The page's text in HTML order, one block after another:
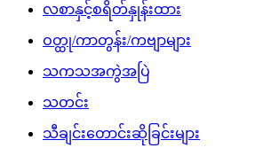
လစာနှင့်စရိတ်နှုန်းထား
ဝတ္ထု/ကာတွန်း/ကဗျာများ
သကသအကွဲအပြဲ
သတင်း
သီချင်းတောင်းဆိုခြင်းများ